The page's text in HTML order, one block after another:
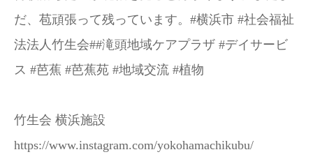
だ、苞頑張って残っています。#横浜市 #社会福祉
法法人竹生会##滝頭地域ケアプラザ #デイサービ
ス #芭蕉 #芭蕉苑 #地域交流 #植物
竹生会 横浜施設
https://www.instagram.com/yokohamachikubu/